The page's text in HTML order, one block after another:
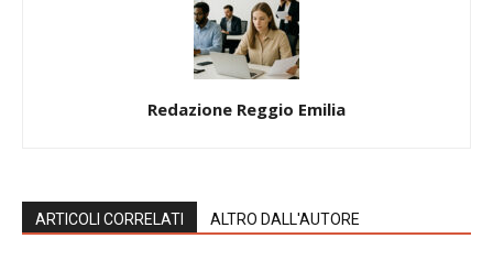
Redazione Reggio Emilia
ARTICOLI CORRELATI ALTRO DALL'AUTORE